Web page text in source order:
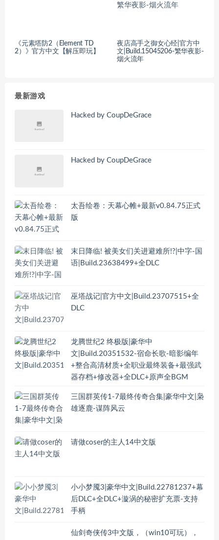
《元素塔防2（Element TD
2）》官方中文【解压即玩】
夜店高手之御女心经|官方中
文|Build.15045206-繁华夜影-
烟火流年
最新游戏
Hacked by CoupDeGrace
Hacked by CoupDeGrace
太吾绘卷：天幕心帷+最新v0.84.75正式
版
末日降临! 被美女们关进避难所!?|中字-国
语|Build.23638499+全DLC
巫塔战记|官方中文|Build.23707515+全
DLC
龙腾世纪2 终极版|豪华中
文|Build.20351532-宿命长歌-暗影编年
+整合高清材质+全职业最终装备+最强武
器存档+修改器+全DLC+原声全BGM
三国群英传1-7最终传奇合集|豪华中文|枭
雄逐鹿-谋阵风云
请做coser的主人14中文版
小小梦魇3|豪华中文|Build.22781237+幕
后DLC+全DLC+漩涡的秘密扩充票-支持
手柄
仙剑奇侠传3中文版，（win10可玩），